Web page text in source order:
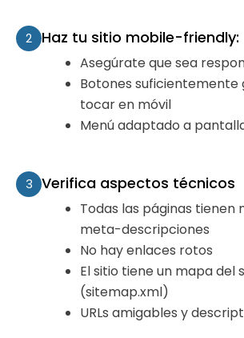
2 Haz tu sitio mobile-friendly:
Asegúrate que sea
Botones suficientemente
tocar en móvil
Menú adaptado a
3 Verifica aspectos técnicos
Todas las páginas
meta-descripciones
No hay enlaces rotos
El sitio tiene un mapa del
(sitemap.xml)
URLs amigables y